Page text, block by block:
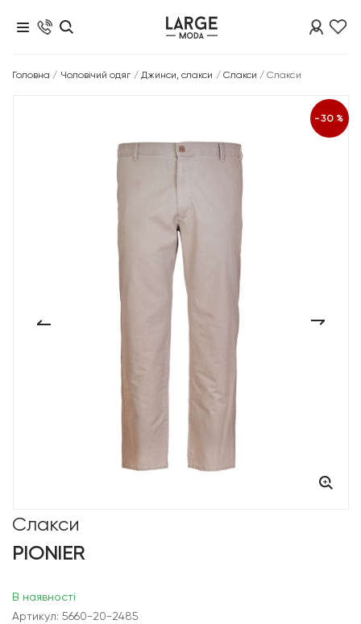
Головна / Чоловічий одяг / Джинси, слакси / Слакси /Слакси
-30%
Слакси
PIONIER
В наявності
Артикул: 5660-20-2485